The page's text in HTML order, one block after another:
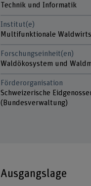
Technik und Informatik
Institut(e)
Multifunktionale
Forschungseinheit(en)
Waldökosystem und
Förderorganisation
Schweizerische
(Bundesverwaltung)
Ausgangslage